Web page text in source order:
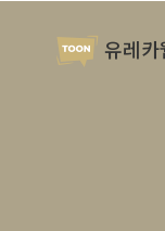
유레카